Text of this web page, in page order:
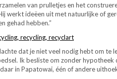
van prulletjes en het
werkt ideëen uit met natuurlijke of
gehad hebben.”
dat je niet veel nodig hebt om te
Ik besliste om zonder
in Papatowai, één of andere